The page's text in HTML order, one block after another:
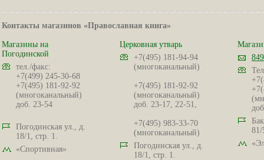
Контакты магазинов «Православная книга»
Магазины на
Погодинской
тел./факс:
+7(499) 245-30-68
+7(495) 181-92-92
(многоканальный)
доб. 23-54
Погодинская ул., д.
18/1, стр. 1.
«Спортивная»
Церковная утварь
+7(495) 181-94-94
(многоканальный)
+7(495) 181-92-92
(многоканальный)
доб. 23-17, 22-51,
+7(495) 983-33-70
(многоканальный)
Погодинская ул., д.
18/1, стр. 1.
81/